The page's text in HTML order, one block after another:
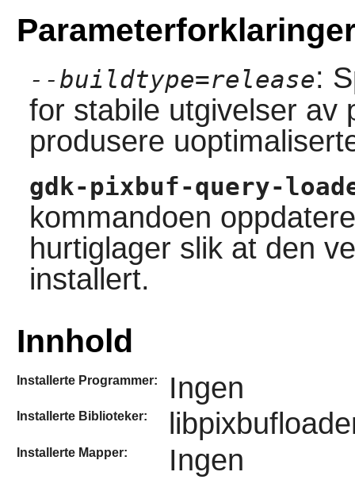
--buildtype=release:
for stabile utgivelser av
produsere
gdk-pixbuf-query-
kommandoen
hurtiglager slik at den
installert.
Innhold
Installerte Programmer: Ingen
Installerte Biblioteker:
Installerte Mapper: Ingen